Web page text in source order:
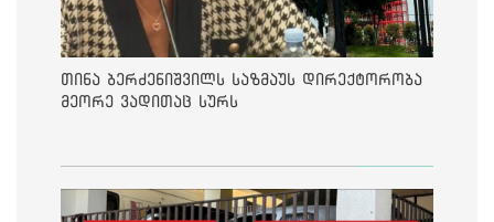
თინა ბერძენიშვილს საზმაუს დირექტორობა
მეორე ვადითაც სურს